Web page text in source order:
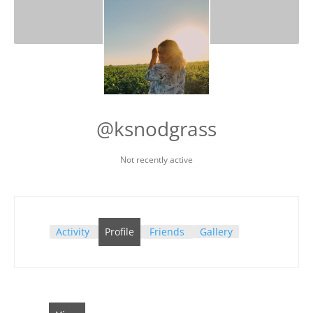
@ksnodgrass
Not recently active
Activity Profile Friends Gallery